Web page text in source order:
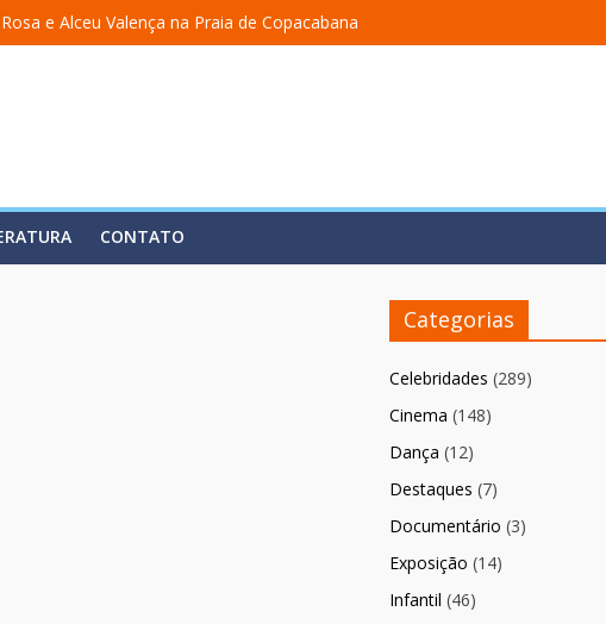
e Alceu Valença na Praia de Copacabana
nova temporada na Fundição Progresso
a Elizeth Cardoso
a Sherazade – Confissões De Uma Árabe Em Fúria”
CONTATO
Categorias
Celebridades (289)
Cinema (148)
Dança (12)
Destaques (7)
Documentário (3)
Exposição (14)
Infantil (46)